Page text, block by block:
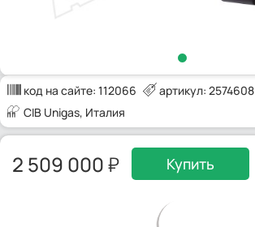
код на сайте: 112066
артикул: 2574608
CIB Unigas, Италия
2 509 000 Купить